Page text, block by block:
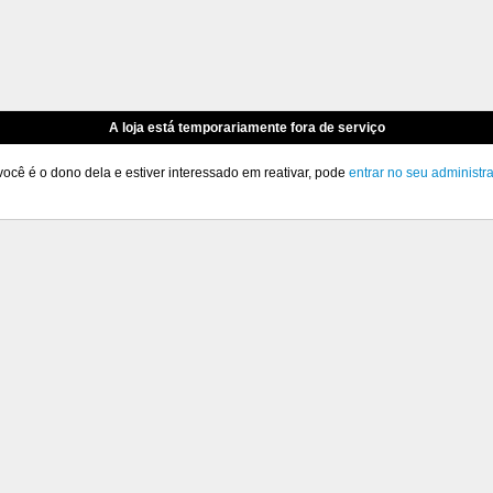
A loja está temporariamente fora de serviço
é o dono dela e estiver interessado em reativar, pode entrar no seu